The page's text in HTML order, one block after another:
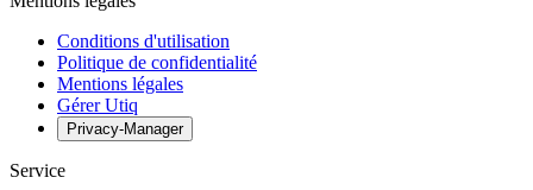
Conditions d'utilisation
Politique de confidentialité
Mentions légales
Gérer Utiq
Privacy-Manager
Service